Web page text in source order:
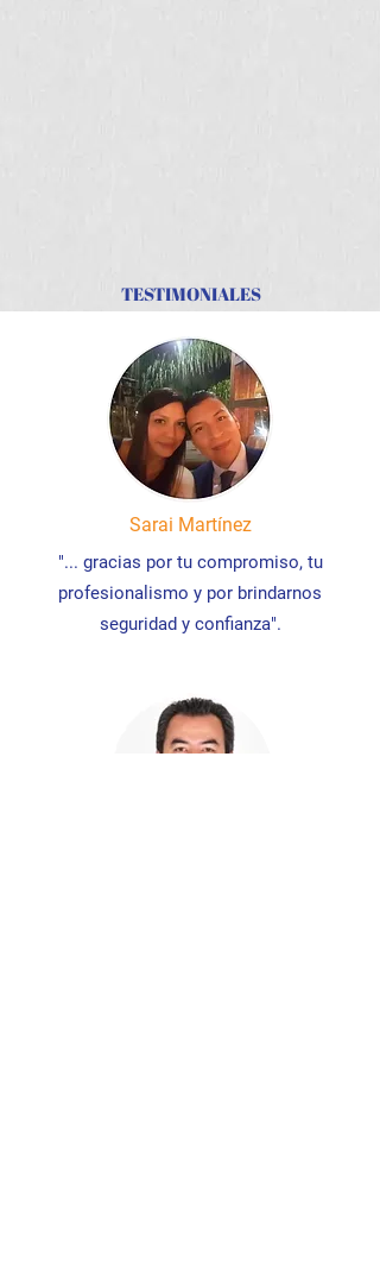
TESTIMONIALES
Sarai Martínez
"... gracias por tu compromiso, tu
profesionalismo y por brindarnos
seguridad y confianza".